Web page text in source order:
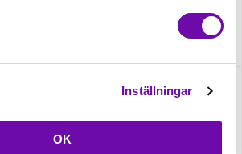
Inställningar
OK